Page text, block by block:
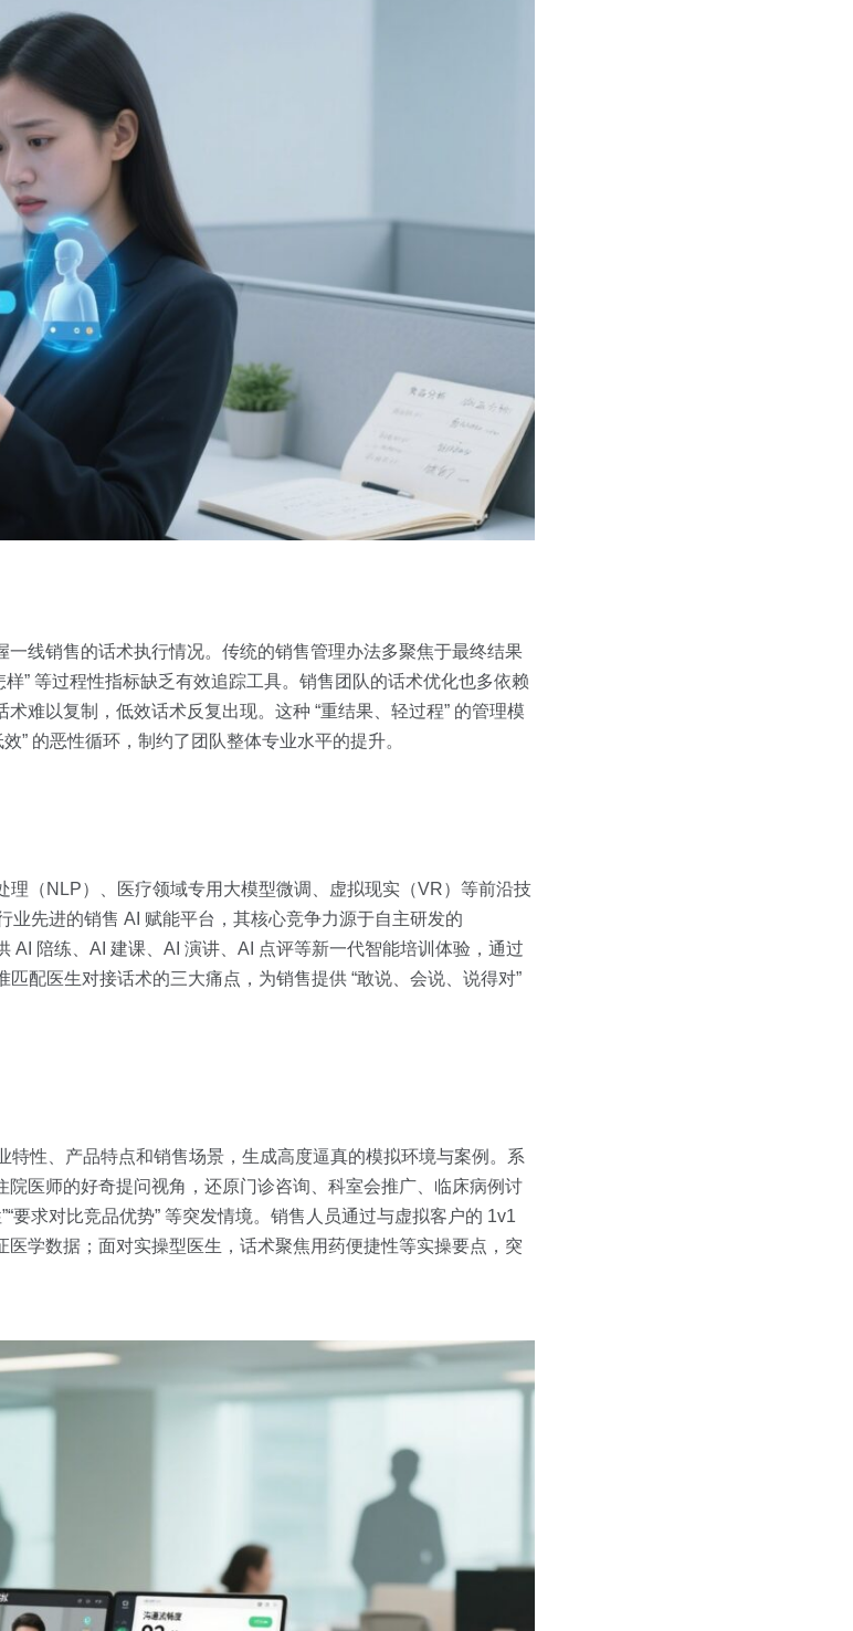
线销售的话术执行情况。传统的销售管理办法多聚焦于最终结果
样” 等过程性指标缺乏有效追踪工具。销售团队的话术优化也多依赖
难以复制，低效话术反复出现。这种 “重结果、轻过程” 的管理模
” 的恶性循环，制约了团队整体专业水平的提升。
理（NLP）、医疗领域专用大模型微调、虚拟现实（VR）等前沿技
先进的销售 AI 赋能平台，其核心竞争力源于自主研发的
AI 陪练、AI 建课、AI 演讲、AI 点评等新一代智能培训体验，通过
配医生对接话术的三大痛点，为销售提供 “敢说、会说、说得对”
性、产品特点和销售场景，生成高度逼真的模拟环境与案例。系
医师的好奇提问视角，还原门诊咨询、科室会推广、临床病例讨
要求对比竞品优势” 等突发情境。销售人员通过与虚拟客户的 1v1
学数据；面对实操型医生，话术聚焦用药便捷性等实操要点，突